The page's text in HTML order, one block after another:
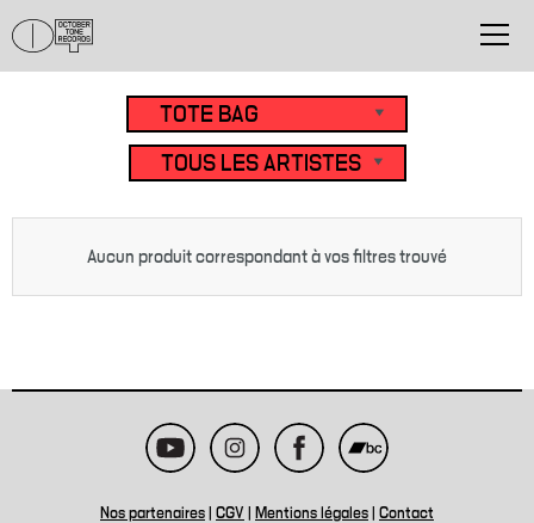
Aucun produit correspondant à vos filtres trouvé
Nos partenaires CGV Mentions légales Contact